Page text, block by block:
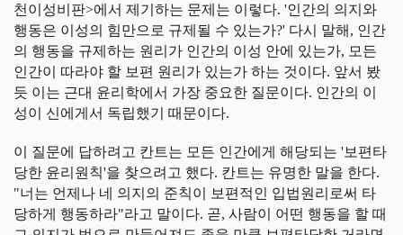
천이성비판>에서 제기하는 문제는 이렇다. '인간의 의지와
행동은 이성의 힘만으로 규제될 수 있는가?' 다시 말해, 인간
의 행동을 규제하는 원리가 인간의 이성 안에 있는가, 모든
인간이 따라야 할 보편 원리가 있는가 하는 것이다. 앞서 봤
듯 이는 근대 윤리학에서 가장 중요한 질문이다. 인간의 이
성이 신에게서 독립했기 때문이다.
이 질문에 답하려고 칸트는 모든 인간에게 해당되는 '보편타
당한 윤리원칙'을 찾으려고 했다. 칸트는 유명한 말을 한다.
"너는 언제나 네 의지의 준칙이 보편적인 입법원리로써 타
당하게 행동하라"라고 말이다. 곧, 사람이 어떤 행동을 할 때